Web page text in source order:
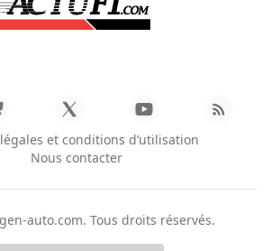
et conditions d’utilisation
Nous contacter
auto.com. Tous droits réservés.